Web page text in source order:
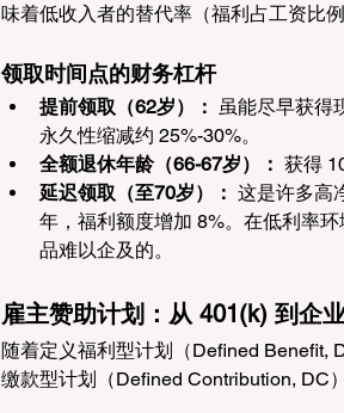
味着低收入者的替代率（福利占工资比
领取时间点的财务杠杆
提前领取（62岁）：
虽能尽早获得
永久性缩减约 25%-30%。
全额退休年龄（66-67岁）： 获得
延迟领取（至70岁）： 这是许多高
年，福利额度增加 8%。在低利率
品难以企及的。
雇主赞助计划：从 401(k) 到企
随着定义福利型计划（Defined Benefit,
缴款型计划（Defined Contribution, DC